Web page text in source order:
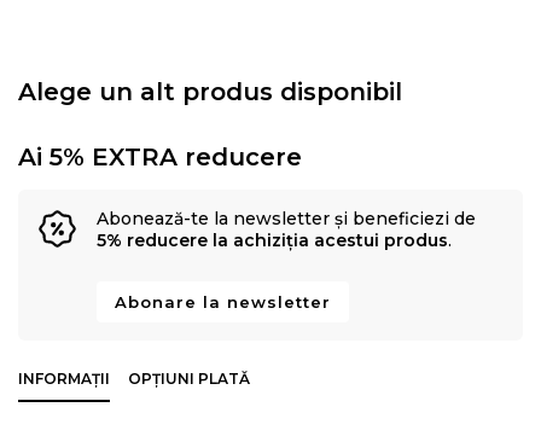
Alege un alt produs disponibil
Ai 5% EXTRA reducere
Abonează-te la newsletter și beneficiezi de
5% reducere la achiziția acestui produs.
Abonare la newsletter
INFORMAȚII OPȚIUNI PLATĂ